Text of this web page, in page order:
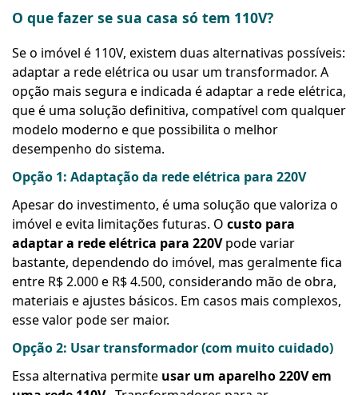
O que fazer se sua casa só tem 110V?
Se o imóvel é 110V, existem duas alternativas possíveis:
adaptar a rede elétrica ou usar um transformador. A
opção mais segura e indicada é adaptar a rede elétrica,
que é uma solução definitiva, compatível com qualquer
modelo moderno e que possibilita o melhor
desempenho do sistema.
Opção 1: Adaptação da rede elétrica para 220V
Apesar do investimento, é uma solução que valoriza o
imóvel e evita limitações futuras. O custo para
adaptar a rede elétrica para 220Vpode variar
bastante, dependendo do imóvel, mas geralmente fica
entre R$ 2.000 e R$ 4.500, considerando mão de obra,
materiais e ajustes básicos. Em casos mais complexos,
esse valor pode ser maior.
Opção 2: Usar transformador (com muito cuidado)
Essa alternativa permite usar um aparelho 220V em